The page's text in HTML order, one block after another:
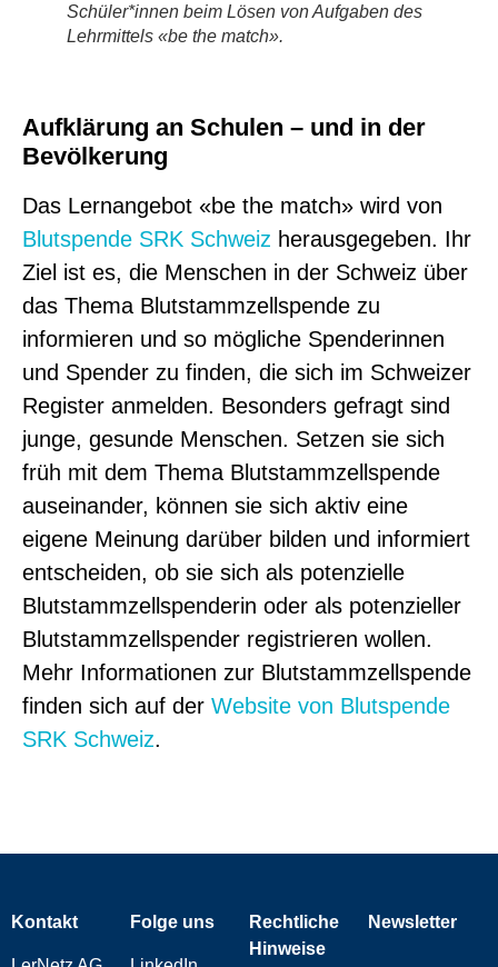
Schüler*innen beim Lösen von Aufgaben des
Lehrmittels «be the match».
Aufklärung an Schulen – und in der
Bevölkerung
Das Lernangebot «be the match» wird von
Blutspende SRK Schweiz herausgegeben. Ihr
Ziel ist es, die Menschen in der Schweiz über
das Thema Blutstammzellspende zu
informieren und so mögliche Spenderinnen
und Spender zu finden, die sich im Schweizer
Register anmelden. Besonders gefragt sind
junge, gesunde Menschen. Setzen sie sich
früh mit dem Thema Blutstammzellspende
auseinander, können sie sich aktiv eine
eigene Meinung darüber bilden und informiert
entscheiden, ob sie sich als potenzielle
Blutstammzellspenderin oder als potenzieller
Blutstammzellspender registrieren wollen.
Mehr Informationen zur Blutstammzellspende
finden sich auf der Website von Blutspende
SRK Schweiz.
Kontakt Folge uns
Rechtliche
Hinweise
Newsletter